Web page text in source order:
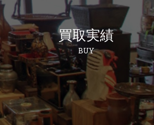
買取実績
BUY